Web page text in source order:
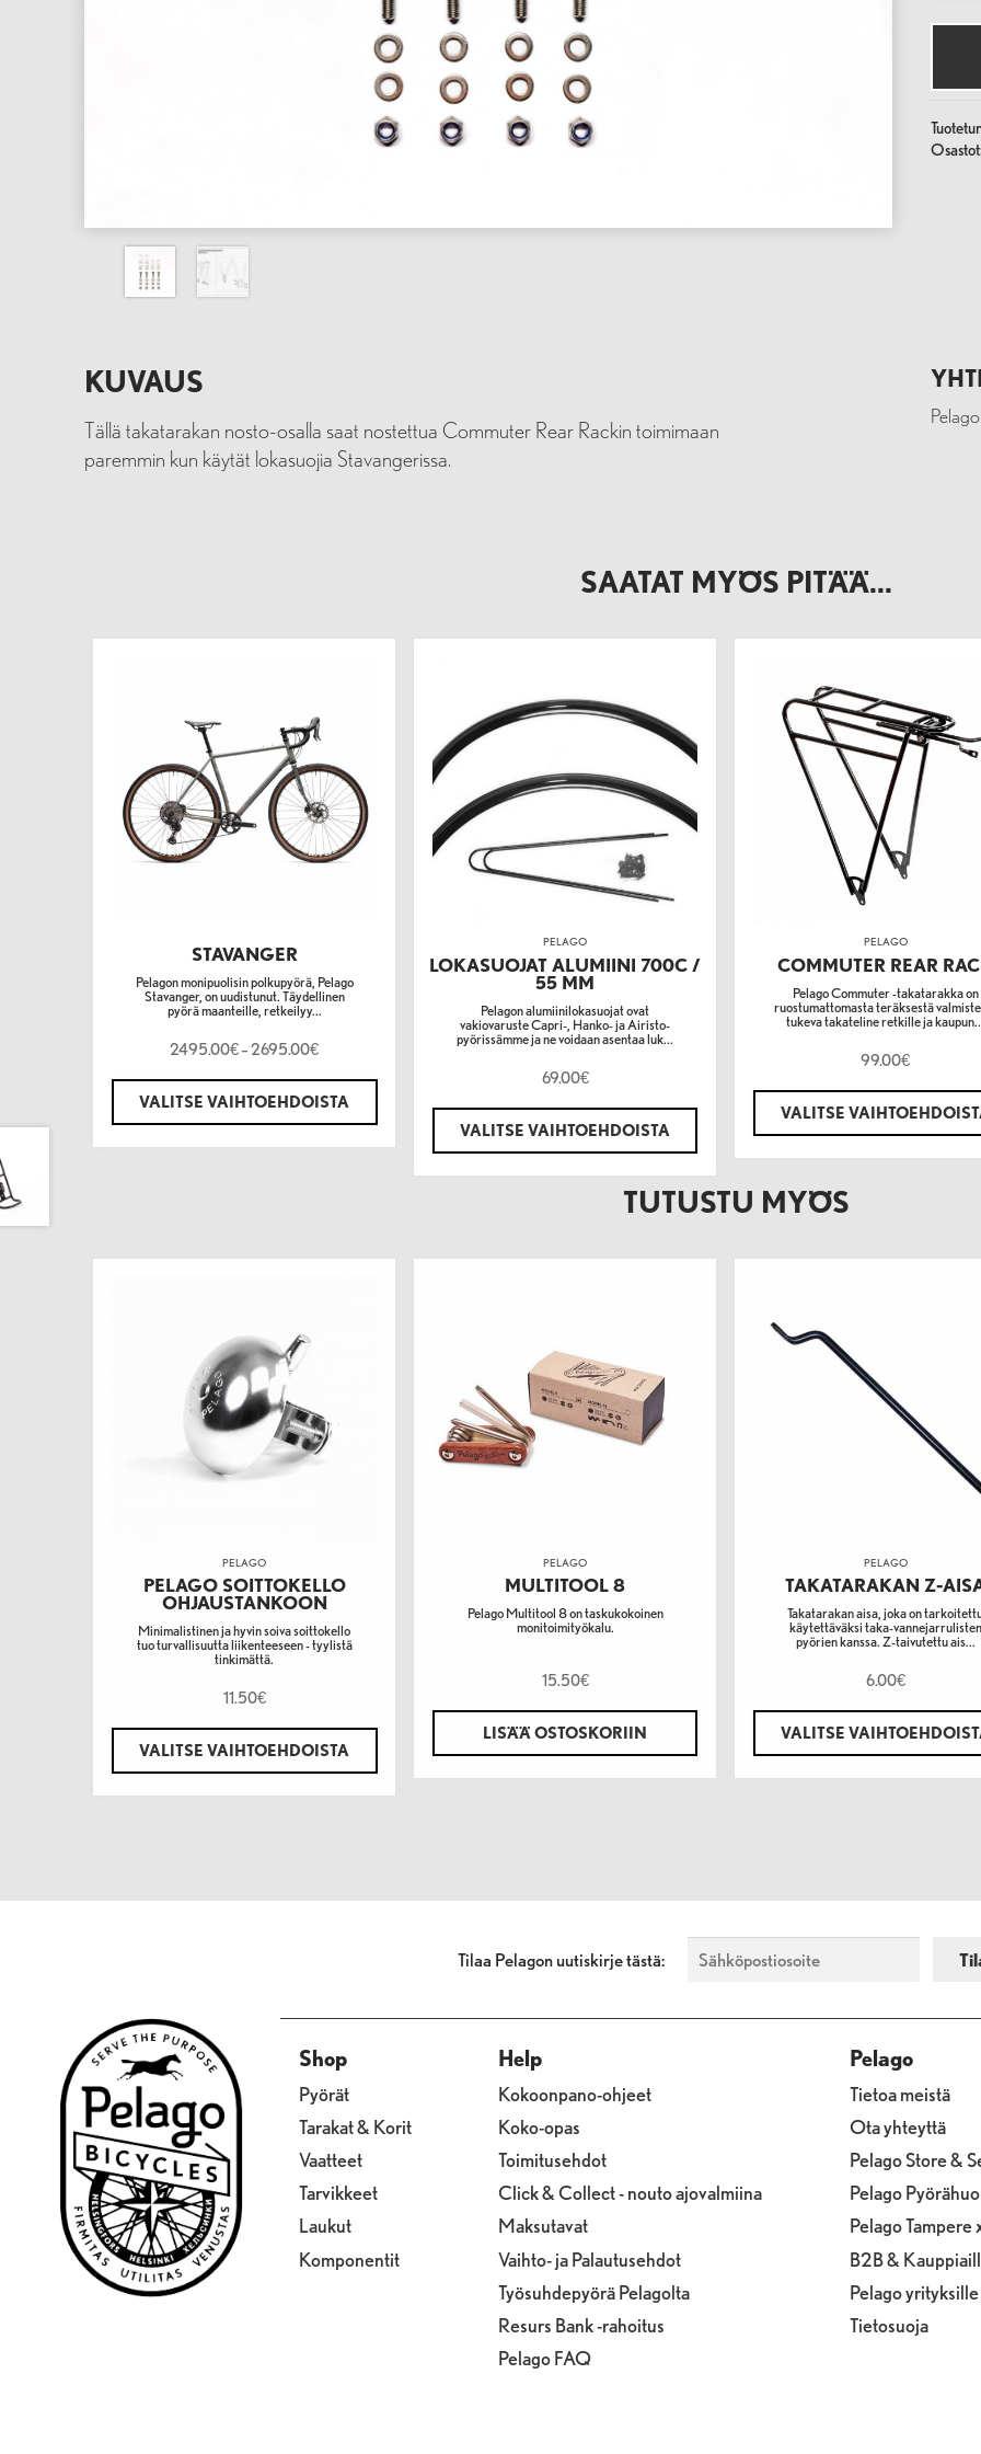
Riser
KUVAUS
Tällä takatarakan nosto-osalla saat nostettua Commuter Rear Rackin toimimaan
paremmin kun käytät lokasuojia Stavangerissa.
SAATAT MYÖS PITÄÄ...
STAVANGER
Pelagon monipuolisin polkupyörä, Pelago
Stavanger, on uudistunut. Täydellinen
pyörä maanteille, retkeilyy...
2495.00€–2695.00€
VALITSE VAIHTOEHDOISTA
PELAGO
LOKASUOJAT ALUMIINI 700C /
55 MM
Pelagon alumiinilokasuojat ovat
vakiovaruste Capri-, Hanko- ja Airisto-
pyörissämme ja ne voidaan asentaa luk...
69.00€
VALITSE VAIHTOEHDOISTA
PELAGO
COMMUTER REAR
Pelago Commuter -takatarakka on
ruostumattomasta teräksestä
tukeva takateline retkille ja
99.00€
VALITSE
TUTUSTU MYÖS
PELAGO
PELAGO SOITTOKELLO
OHJAUSTANKOON
Minimalistinen ja hyvin soiva soittokello
tuo turvallisuutta liikenteeseen - tyylistä
tinkimättä.
11.50€
VALITSE VAIHTOEHDOISTA
PELAGO
MULTITOOL 8
Pelago Multitool 8 on taskukokoinen
monitoimityökalu.
15.50€
LISÄÄ OSTOSKORIIN
PELAGO
TAKATARAKAN Z-
Takatarakan aisa, joka on
käytettäväksi taka-vannejarrulisten
pyörien kanssa. Z-taivutettu ais...
6.00€
VALITSE
Tilaa Pelagon uutiskirje tästä:
Shop
Pyörät
Tarakat & Korit
Vaatteet
Tarvikkeet
Laukut
Komponentit
Help
Kokoonpano-ohjeet
Koko-opas
Toimitusehdot
Click & Collect - nouto ajovalmiina
Maksutavat
Vaihto- ja Palautusehdot
Työsuhdepyörä Pelagolta
Resurs Bank -rahoitus
Pelago FAQ
Pelago
Tietoa meistä
Ota yhteyttä
Pelago Store &
Pelago
Pelago
B2B &
Pelago yrityksille
Tietosuoja